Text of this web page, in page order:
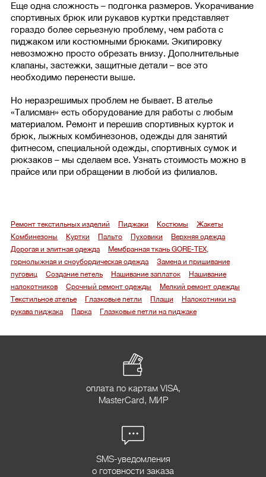
Еще одна сложность – подгонка размеров. Укорачивание
спортивных брюк или рукавов куртки представляет
гораздо более серьезную проблему, чем работа с
пиджаком или костюмными брюками. Экипировку
невозможно просто обрезать внизу. Дополнительные
клапаны, застежки, защитные детали – все это
необходимо перенести выше.
Но неразрешимых проблем не бывает. В ателье
«Талисман» есть оборудование для работы с любым
материалом. Ремонт и перешив спортивных курток и
брюк, лыжных комбинезонов, одежды для занятий
фитнесом, специальной одежды, спортивных сумок и
рюкзаков – мы сделаем все. Узнать стоимость можно в
прайсе или при обращении в любой из филиалов.
Ремонт текстильных изделий Пиджаки Костюмы
Жакеты
Комбинезоны
Куртки Пальто Пуховики
Верхняя одежда
Дорогая и элитная одежда
Мембранная ткань GORE-TEX,
горнолыжная и сноубордическая одежда
Замена и пришивание
пуговиц
Создание петель Нашивание заплаток
Нашивание
налокотников
Срочный ремонт одежды
Мелкий ремонт одежды
Текстильное ателье
Глазковые петли Плащи
Налокотники на
рукава пиджака
Парка Глазковые петли на пиджаке
оплата по картам VISA,
MasterCard, МИР
SMS-уведомления
о готовности заказа